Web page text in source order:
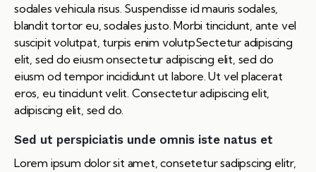
sodales vehicula risus. Suspendisse id mauris sodales,
blandit tortor eu, sodales justo. Morbi tincidunt, ante vel
suscipit volutpat, turpis enim volutpSectetur adipiscing
elit, sed do eiusm onsectetur adipiscing elit, sed do
eiusm od tempor incididunt ut labore. Ut vel placerat
eros, eu tincidunt velit. Consectetur adipiscing elit,
adipiscing elit, sed do.
Sed ut perspiciatis unde omnis iste natus et
Lorem ipsum dolor sit amet, consetetur sadipscing elitr,